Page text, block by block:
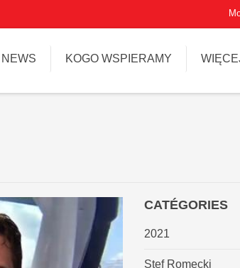
NEWS KOGO WSPIERAMY
CATÉGORIES
2021
Stef Romecki